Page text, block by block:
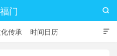
门

传承 时间日历
